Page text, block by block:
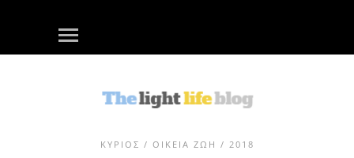
ΚΎΡΙΟΣ / ΟΙΚΕΊΑ ΖΩΉ / 2018